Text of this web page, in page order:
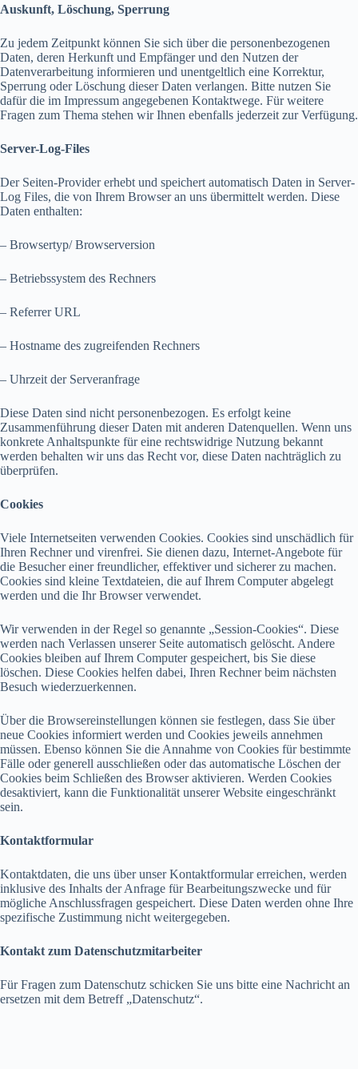
Auskunft, Löschung, Sperrung
Zu jedem Zeitpunkt können Sie sich über die personenbezogenen
Daten, deren Herkunft und Empfänger und den Nutzen der
Datenverarbeitung informieren und unentgeltlich eine Korrektur,
Sperrung oder Löschung dieser Daten verlangen. Bitte nutzen Sie
dafür die im Impressum angegebenen Kontaktwege. Für weitere
Fragen zum Thema stehen wir Ihnen ebenfalls jederzeit zur Verfügung.
Server-Log-Files
Der Seiten-Provider erhebt und speichert automatisch Daten in Server-
Log Files, die von Ihrem Browser an uns übermittelt werden. Diese
Daten enthalten:
– Browsertyp/ Browserversion
– Betriebssystem des Rechners
– Referrer URL
– Hostname des zugreifenden Rechners
– Uhrzeit der Serveranfrage
Diese Daten sind nicht personenbezogen. Es erfolgt keine
Zusammenführung dieser Daten mit anderen Datenquellen. Wenn uns
konkrete Anhaltspunkte für eine rechtswidrige Nutzung bekannt
werden behalten wir uns das Recht vor, diese Daten nachträglich zu
überprüfen.
Cookies
Viele Internetseiten verwenden Cookies. Cookies sind unschädlich für
Ihren Rechner und virenfrei. Sie dienen dazu, Internet-Angebote für
die Besucher einerfreundlicher, effektiver und sicherer zu machen.
Cookies sind kleine Textdateien, die auf Ihrem Computer abgelegt
werden und die Ihr Browser verwendet.
Wir verwenden in der Regel so genannte „Session-Cookies“. Diese
werden nach Verlassen unserer Seite automatisch gelöscht. Andere
Cookies bleiben auf Ihrem Computer gespeichert, bis Sie diese
löschen. Diese Cookies helfen dabei, Ihren Rechner beim nächsten
Besuch wiederzuerkennen.
Über die Browsereinstellungen können sie festlegen, dass Sie über
neue Cookies informiert werden und Cookies jeweils annehmen
müssen. Ebenso können Sie die Annahme von Cookies für bestimmte
Fälle oder generell ausschließen oder das automatische Löschen der
Cookies beim Schließen des Browser aktivieren. Werden Cookies
desaktiviert, kann die Funktionalität unserer Website eingeschränkt
sein.
Kontaktformular
Kontaktdaten, die uns über unser Kontaktformular erreichen, werden
inklusive des Inhalts der Anfrage für Bearbeitungszwecke und für
mögliche Anschlussfragen gespeichert. Diese Daten werden ohne Ihre
spezifische Zustimmung nicht weitergegeben.
Kontakt zum Datenschutzmitarbeiter
Für Fragen zum Datenschutz schicken Sie uns bitte eine Nachricht an
ersetzen mit dem Betreff „Datenschutz“.